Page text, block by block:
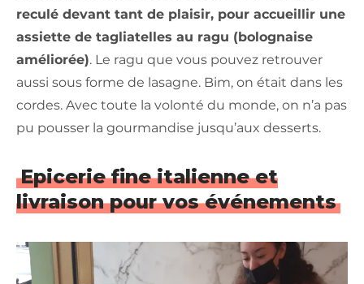
reculé devant tant de plaisir, pour accueillir une
assiette de tagliatelles au ragu (bolognaise
améliorée). Le ragu que vous pouvez retrouver
aussi sous forme de lasagne. Bim, on était dans les
cordes. Avec toute la volonté du monde, on n’a pas
pu pousser la gourmandise jusqu’aux desserts.
Epicerie fine italienne et
livraison pour vos événements